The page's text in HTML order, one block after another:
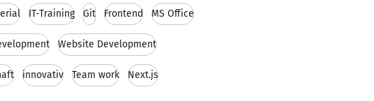
IT-Training Git Frontend MS Office
Website Development
innovativ Team work Next.js